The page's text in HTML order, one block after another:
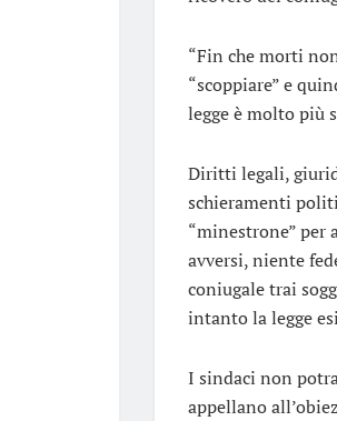
“Fin che morti
“scoppiare” e
legge è molto più
Diritti legali,
schieramenti
“minestrone” per
avversi, niente
coniugale trai
intanto la legge
I sindaci non
appellano